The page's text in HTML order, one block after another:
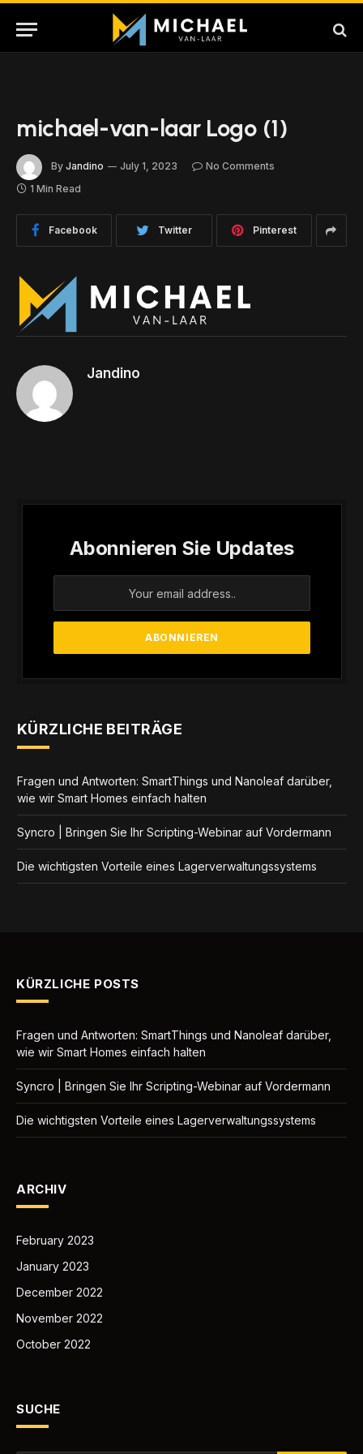
michael-van-laar Logo (1)
By Jandino July 1, 2023
No Comments
1 Min Read
Facebook Twitter Pinterest
Jandino
Abonnieren Sie Updates
KÜRZLICHE BEITRÄGE
Fragen und Antworten: SmartThings und Nanoleaf darüber,
wie wir Smart Homes einfach halten
Syncro | Bringen Sie Ihr Scripting-Webinar auf Vordermann
Die wichtigsten Vorteile eines Lagerverwaltungssystems
KÜRZLICHE POSTS
Fragen und Antworten: SmartThings und Nanoleaf darüber,
wie wir Smart Homes einfach halten
Syncro | Bringen Sie Ihr Scripting-Webinar auf Vordermann
Die wichtigsten Vorteile eines Lagerverwaltungssystems
ARCHIV
February 2023
January 2023
December 2022
November 2022
October 2022
SUCHE